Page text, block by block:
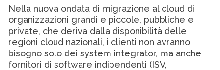
Nella nuova ondata di migrazione al cloud di
organizzazioni grandi e piccole, pubbliche e
private, che deriva dalla disponibilità delle
regioni cloud nazionali, i clienti non avranno
bisogno solo dei system integrator, ma anche
fornitori di software indipendenti (ISV,